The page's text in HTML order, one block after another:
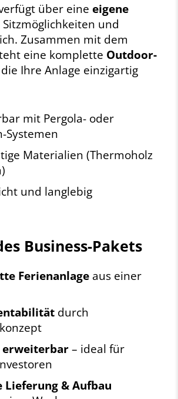
über eine eigene
und
Zusammen mit dem
eine komplette Outdoor-
Ihre Anlage einzigartig
mit Pergola- oder
Systemen
Materialien (Thermoholz
und langlebig
Business-Pakets
Ferienanlage aus einer
durch
erweiterbar– ideal für
Lieferung & Aufbau